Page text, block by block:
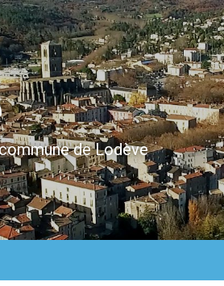
de Lodève